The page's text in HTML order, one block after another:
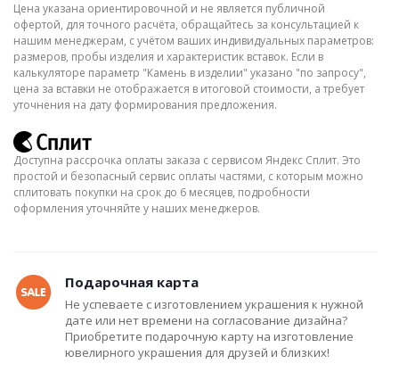
Цена указана ориентировочной и не является публичной
офертой, для точного расчёта, обращайтесь за консультацией к
нашим менеджерам, с учётом ваших индивидуальных параметров:
размеров, пробы изделия и характеристик вставок. Если в
калькуляторе параметр "Камень в изделии" указано "по запросу",
цена за вставки не отображается в итоговой стоимости, а требует
уточнения на дату формирования предложения.
Доступна рассрочка оплаты заказа с сервисом Яндекс Сплит. Это
простой и безопасный сервис оплаты частями, с которым можно
сплитовать покупки на срок до 6 месяцев, подробности
оформления уточняйте у наших менеджеров.
Подарочная карта
Не успеваете с изготовлением украшения к нужной
дате или нет времени на согласование дизайна?
Приобретите подарочную карту на изготовление
ювелирного украшения для друзей и близких!